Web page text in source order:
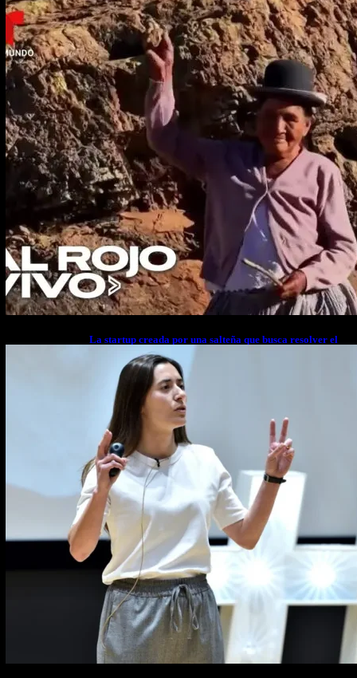
cuerpo a cuerpo
La startup creada por una salteña que busca resolver el
estrés financiero en Latinoamérica